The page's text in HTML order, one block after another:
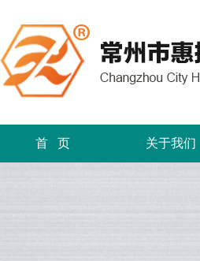
首 页 关于我们